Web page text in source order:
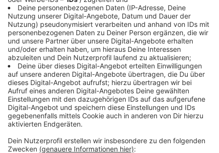
verschiedenen Ausschüssen beraten werden. In
Krefeld fehlt es an ruhigen Rückzugsmöglichkeiten für
Eltern mit Kind - das sagen SPD und Grüne und fordern
einen Ausbau der Strukturen. Mögliche Standorte
könnten nach Vorstellung der SPD das Krefelder
Rathaus und die Mediothek sein. Außerdem wollen die
Fraktionen, dass die Stadt sich für das Siegel
"Stillfreundliche Kommune" bewirbt. In dem
Zusammenhang soll dann auch eine Karte mit einer
Übersicht über alle Still- und Wickelmöglichkeiten in
der Stadt entstehen. Ziel ist es, Familien in der Stadt